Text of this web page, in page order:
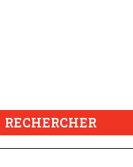
RECHERCHER